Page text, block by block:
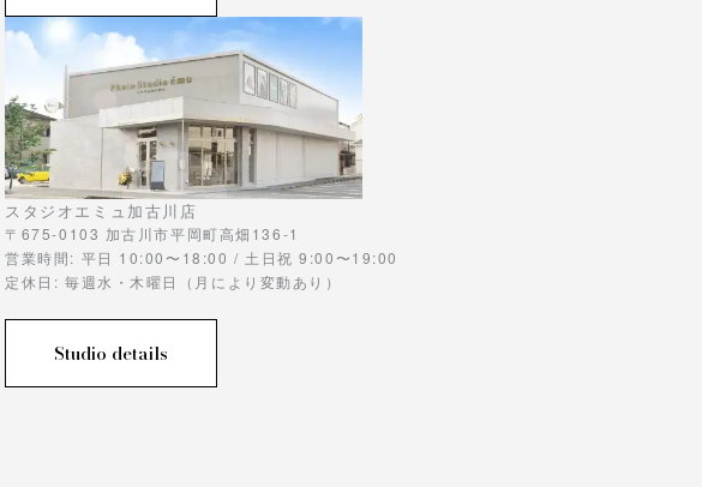
スタジオエミュ加古川店
〒675-0103 加古川市平岡町高畑136-1
営業時間: 平日 10:00〜18:00 / 土日祝 9:00〜19:00
定休日: 毎週水・木曜日（月により変動あり）
Studio details